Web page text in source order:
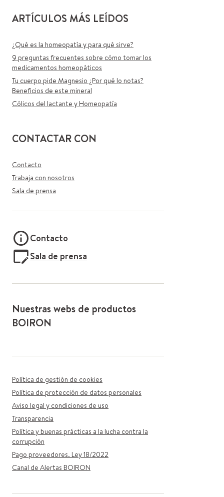
ARTÍCULOS MÁS LEÍDOS
¿Qué es la homeopatía y para qué sirve?
9 preguntas frecuentes sobre cómo tomar los
medicamentos homeopáticos
Tu cuerpo pide Magnesio ¿Por qué lo notas?
Beneficios de este mineral
Cólicos del lactante y Homeopatía
CONTACTAR CON
Contacto
Trabaja con nosotros
Sala de prensa
Contacto
Sala de prensa
Nuestras webs de productos
BOIRON
Política de gestión de cookies
Política de protección de datos personales
Aviso legal y condiciones de uso
Transparencia
Política y buenas prácticas a la lucha contra la
corrupción
Pago proveedores. Ley 18/2022
Canal de Alertas BOIRON